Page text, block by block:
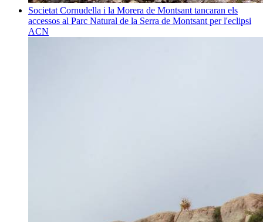
Societat Cornudella i la Morera de Montsant tancaran els
accessos al Parc Natural de la Serra de Montsant per l'eclipsi
ACN